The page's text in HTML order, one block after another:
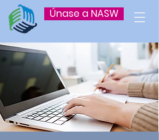
Únase a NASW